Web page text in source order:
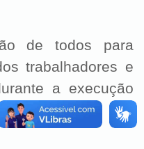
de todos para
trabalhadores e
a execução